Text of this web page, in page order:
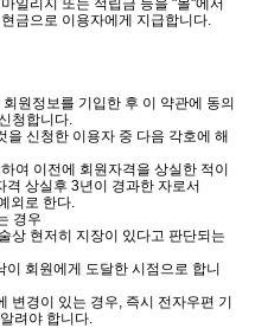
일리지 또는 적립금 등을 "몰"에서
금으로 이용자에게 지급합니다.
원정보를 기입한 후 이 약관에 동의
청합니다.
신청한 이용자 중 다음 각호에 해
여 이전에 회원자격을 상실한 적이
상실후 3년이 경과한 자로서
외로 한다.
경우
상 현저히 지장이 있다고 판단되는
회원에게 도달한 시점으로 합니
경이 있는 경우, 즉시 전자우편 기
려야 합니다.